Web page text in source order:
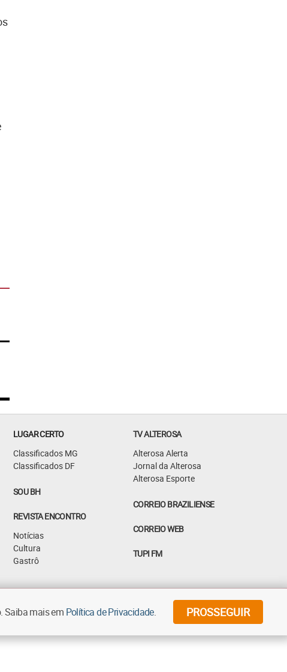
LUGAR CERTO
Classificados MG
Classificados DF
SOU BH
REVISTA ENCONTRO
Notícias
Cultura
Gastrô
TV ALTEROSA
Alterosa Alerta
Jornal da Alterosa
Alterosa Esporte
CORREIO BRAZILIENSE
CORREIO WEB
TUPI FM
2026 Diários Associados - Todos os direitos reservados
Saiba mais em Política de Privacidade. PROSSEGUIR